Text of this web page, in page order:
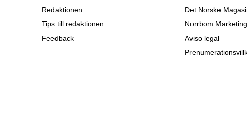
Redaktionen
Tips till redaktionen
Feedback
Det Norske
Norrbom Marketing
Aviso legal